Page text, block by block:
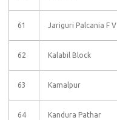
61 Jariguri Palcania F V
62 Kalabil Block
63 Kamalpur
64 Kandura Pathar